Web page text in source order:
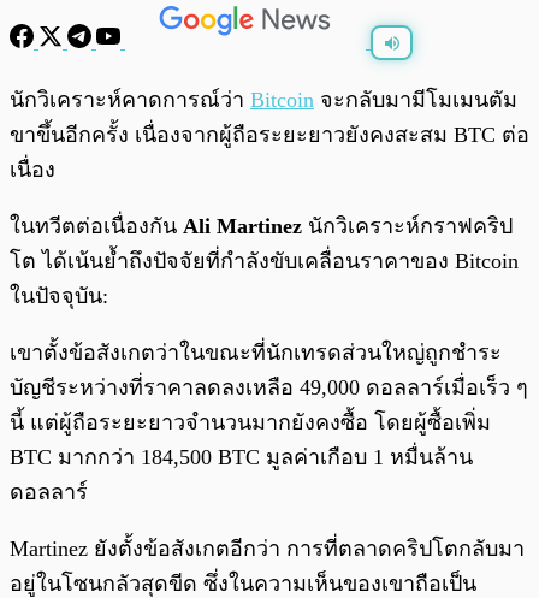
พร้อมเล่น 0:00/
นักวิเคราะห์คาดการณ์ว่า Bitcoin จะกลับมามีโมเมนตัม
ขาขึ้นอีกครั้ง เนื่องจากผู้ถือระยะยาวยังคงสะสม BTC ต่อ
เนื่อง
ในทวีตต่อเนื่องกัน Ali Martinez นักวิเคราะห์กราฟคริป
โต ได้เน้นย้ำถึงปัจจัยที่กำลังขับเคลื่อนราคาของ Bitcoin
ในปัจจุบัน:
เขาตั้งข้อสังเกตว่าในขณะที่นักเทรดส่วนใหญ่ถูกชำระ
บัญชีระหว่างที่ราคาลดลงเหลือ 49,000 ดอลลาร์เมื่อเร็ว ๆ
นี้ แต่ผู้ถือระยะยาวจำนวนมากยังคงซื้อ โดยผู้ซื้อเพิ่ม
BTC มากกว่า 184,500 BTC มูลค่าเกือบ 1 หมื่นล้าน
ดอลลาร์
Martinez ยังตั้งข้อสังเกตอีกว่า การที่ตลาดคริปโตกลับมา
อยู่ในโซนกลัวสุดขีด ซึ่งในความเห็นของเขาถือเป็น